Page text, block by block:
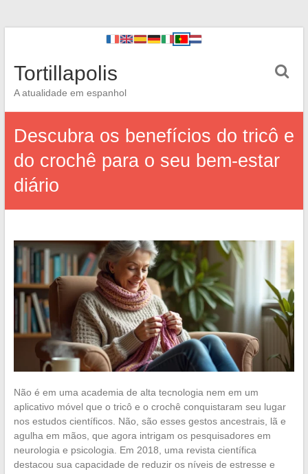
Tortillapolis
A atualidade em espanhol
Descubra os benefícios do tricô e
do crochê para o seu bem-estar
diário
Não é em uma academia de alta tecnologia nem em um
aplicativo móvel que o tricô e o crochê conquistaram seu lugar
nos estudos científicos. Não, são esses gestos ancestrais, lã e
agulha em mãos, que agora intrigam os pesquisadores em
neurologia e psicologia. Em 2018, uma revista científica
destacou sua capacidade de reduzir os níveis de estresse e